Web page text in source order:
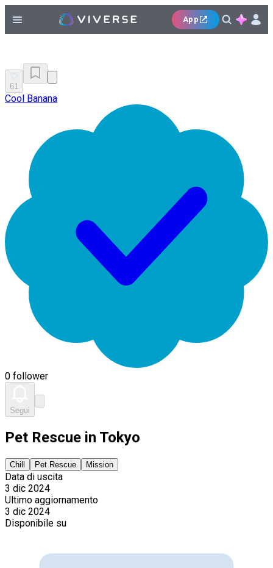
App
61
Cool Banana
0 follower
Segui
Pet Rescue in Tokyo
Chill Pet Rescue Mission
Data di uscita
3 dic 2024
Ultimo aggiornamento
3 dic 2024
Disponibile su